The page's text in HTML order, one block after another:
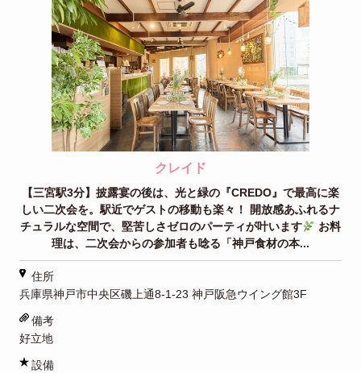
クレイド
【三宮駅3分】披露宴の後は、光と緑の『CREDO』で最高に楽
しい二次会を。駅近でゲストの移動も楽々！ 開放感あふれるナ
チュラルな空間で、堅苦しさゼロのパーティが叶います
お料
理は、二次会からの参加者も唸る「神戸食材の本...
住所
兵庫県神戸市中央区磯上通8-1-23 神戸阪急ウイング館3F
備考
好立地
設備